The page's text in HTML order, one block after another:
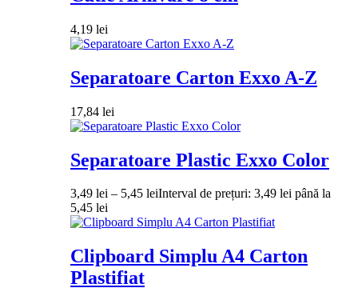
4,19 lei
Separatoare Carton Exxo A-Z
17,84 lei
Separatoare Plastic Exxo Color
3,49 lei – 5,45 leiInterval de prețuri: 3,49 lei până la
5,45 lei
Clipboard Simplu A4 Carton
Plastifiat